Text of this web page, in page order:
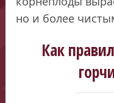
но и более
Как